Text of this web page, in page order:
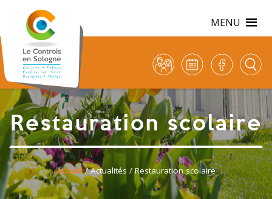
MENU
Restauration scolaire
Accueil/Actualités / Restauration scolaire